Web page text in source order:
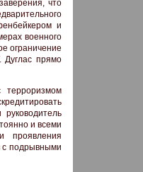
что
и
военного
ограничение
Дуглас прямо
и всеми
проявления
с подрывными